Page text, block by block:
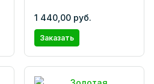
1 440,00 руб.
Заказать